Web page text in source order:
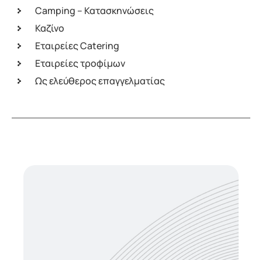
Camping – Κατασκηνώσεις
Καζίνο
Εταιρείες Catering
Εταιρείες τροφίμων
Ως ελεύθερος επαγγελματίας